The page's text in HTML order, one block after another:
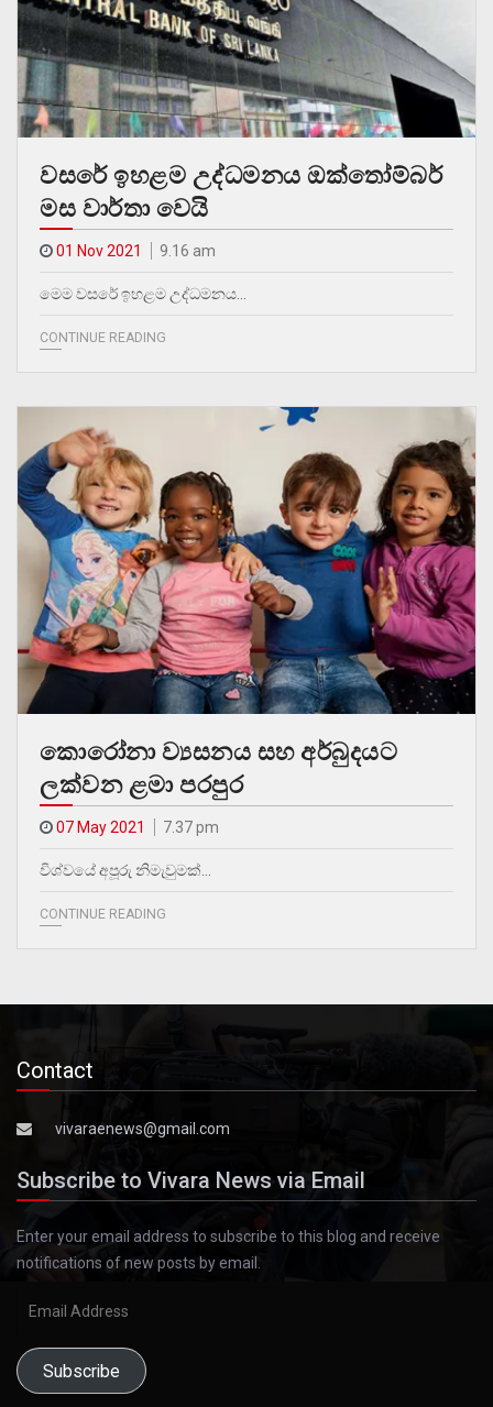
වසරේ ඉහළම උද්ධමනය ඔක්තෝම්බර්
මස වාර්තා වෙයි
01 Nov 2021 9.16 am
මෙම වසරේ ඉහළම උද්ධමනය…
CONTINUE READING
කොරෝනා ව්‍යසනය සහ අර්බුදයට
ලක්වන ළමා පරපුර
07 May 2021 7.37 pm
විශ්වයේ අපූරු නිමැවුමක්…
CONTINUE READING
Contact
vivaraenews@gmail.com
Subscribe to Vivara News via Email
Enter your email address to subscribe to this blog and receive
notifications of new posts by email.
Subscribe